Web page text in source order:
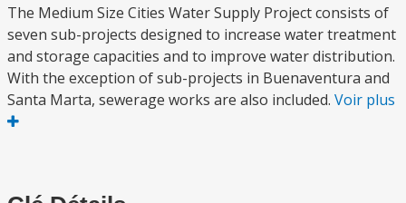
The Medium Size Cities Water Supply Project consists of
seven sub-projects designed to increase water treatment
and storage capacities and to improve water distribution.
With the exception of sub-projects in Buenaventura and
Santa Marta, sewerage works are also included. Voir plus